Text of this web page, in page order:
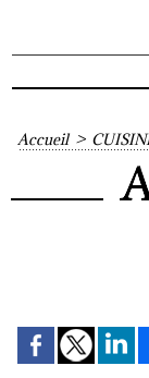
Accueil >